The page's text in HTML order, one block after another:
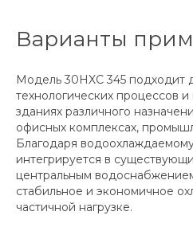
Варианты
Модель 30HXC 345 подходит
технологических процессов
зданиях различного
офисных комплексах,
Благодаря
интегрируется в
центральным
стабильное и экономичное
частичной нагрузке.